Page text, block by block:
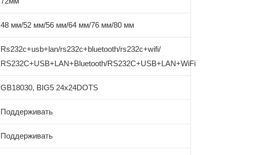
48 мм/52 мм/56 мм/64 мм/76 мм/80 мм
Rs232c+usb+lan/rs232c+bluetooth/rs232c+wifi/
RS232C+USB+LAN+Bluetooth/RS232C+USB+LAN+WiFi
GB18030, BIG5 24x24DOTS
Поддерживать
Поддерживать